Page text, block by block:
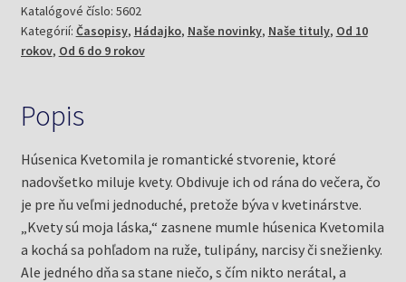
húsenica
Kvetomila
Katalógové číslo: 5602
Kategórií: Časopisy, Hádajko, Naše novinky, Naše tituly, Od 10
rokov, Od 6 do 9 rokov
Popis
Húsenica Kvetomila je romantické stvorenie, ktoré
nadovšetko miluje kvety. Obdivuje ich od rána do večera, čo
je pre ňu veľmi jednoduché, pretože býva v kvetinárstve.
„Kvety sú moja láska,“ zasnene mumle húsenica Kvetomila
a kochá sa pohľadom na ruže, tulipány, narcisy či snežienky.
Ale jedného dňa sa stane niečo, s čím nikto nerátal, a